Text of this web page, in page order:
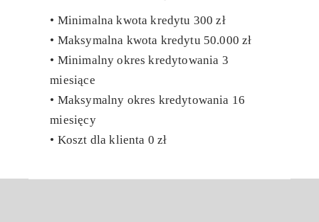
• Minimalna kwota kredytu 300 zł
• Maksymalna kwota kredytu 50.000 zł
• Minimalny okres kredytowania 3
miesiące
• Maksymalny okres kredytowania 16
miesięcy
• Koszt dla klienta 0 zł